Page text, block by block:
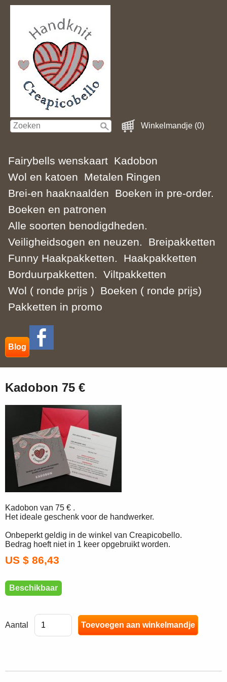
Winkelmandje (0)
Fairybells wenskaart Kadobon
Wol en katoen
Metalen Ringen
Brei-en haaknaalden
Boeken in pre-order.
Boeken en patronen
Alle soorten benodigdheden.
Veiligheidsogen en neuzen.
Breipakketten
Funny Haakpakketten.
Haakpakketten
Borduurpakketten.
Viltpakketten
Wol ( ronde prijs )
Boeken ( ronde prijs)
Pakketten in promo
Blog
Kadobon 75 €
Kadobon van 75 € .
Het ideale geschenk voor de handwerker.
Onbeperkt geldig in de winkel van Creapicobello.
Bedrag hoeft niet in 1 keer opgebruikt worden.
US $ 86,43
Beschikbaar
Aantal